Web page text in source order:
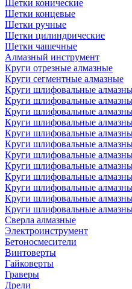
Щетки конические
Щетки концевые
Щетки ручные
Щетки цилиндрические
Щетки чашечные
Алмазный инструмент
Круги отрезные алмазные
Круги сегментные алмазные
Круги шлифовальные
Круги шлифовальные
Круги шлифовальные
Круги шлифовальные
Круги шлифовальные
Круги шлифовальные
Круги шлифовальные
Круги шлифовальные
Круги шлифовальные
Круги шлифовальные
Круги шлифовальные
Круги шлифовальные
Сверла алмазные
Электроинструмент
Бетоносмесители
Винтоверты
Гайковерты
Граверы
Дрели